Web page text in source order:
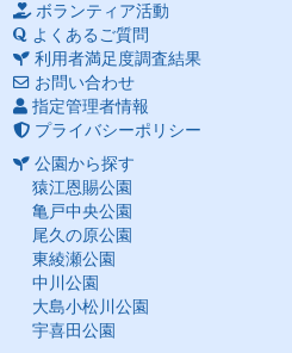
ボランティア活動
よくあるご質問
利用者満足度調査結果
お問い合わせ
指定管理者情報
プライバシーポリシー
公園から探す
猿江恩賜公園
亀戸中央公園
尾久の原公園
東綾瀬公園
中川公園
大島小松川公園
宇喜田公園